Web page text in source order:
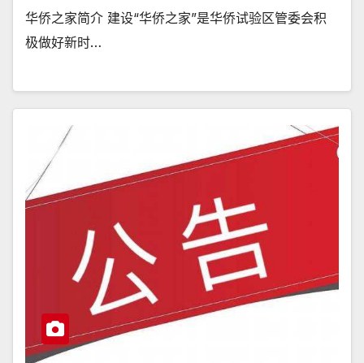
华侨之家简介 建设“华侨之家”是华侨试验区管委会积
极做好新时…